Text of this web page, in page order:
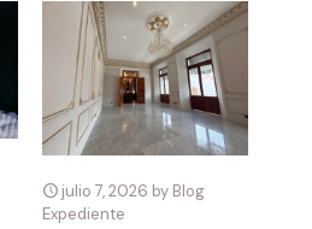
julio 7, 2026 by Blog
Expediente